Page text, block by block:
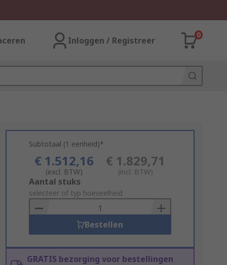
Inloggen / Registreer
0
Subtotaal (1 eenheid)*
€ 1.512,16
(excl. BTW)
€ 1.829,71
(incl. BTW)
Add
to
Basket
Aantal stuks
selecteer of typ hoeveelheid
Bestellen
GRATIS bezorging voor bestellingen